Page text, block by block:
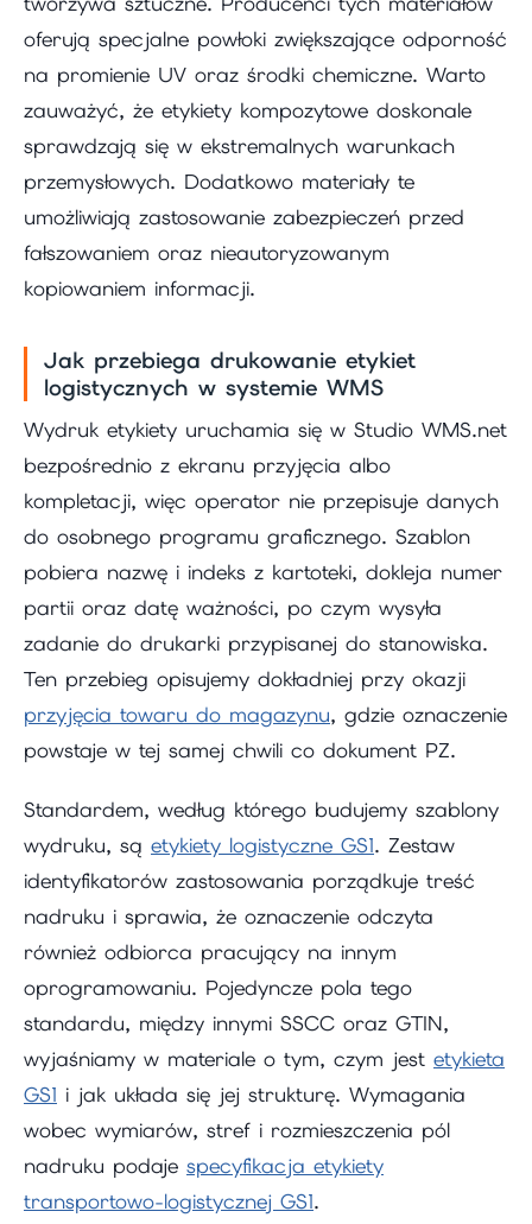
oferują specjalne powłoki zwiększające odporność
na promienie UV oraz środki chemiczne. Warto
zauważyć, że etykiety kompozytowe doskonale
sprawdzają się w ekstremalnych warunkach
przemysłowych. Dodatkowo materiały te
umożliwiają zastosowanie zabezpieczeń przed
fałszowaniem oraz nieautoryzowanym
kopiowaniem informacji.
Jak przebiega drukowanie etykiet
logistycznych w systemie WMS
Wydruk etykiety uruchamia się w Studio WMS.net
bezpośrednio z ekranu przyjęcia albo
kompletacji, więc operator nie przepisuje danych
do osobnego programu graficznego. Szablon
pobiera nazwę i indeks z kartoteki, dokleja numer
partii oraz datę ważności, po czym wysyła
zadanie do drukarki przypisanej do stanowiska.
Ten przebieg opisujemy dokładniej przy okazji
przyjęcia towaru do magazynu, gdzie oznaczenie
powstaje w tej samej chwili co dokument PZ.
Standardem, według którego budujemy szablony
wydruku, są etykiety logistyczne GS1. Zestaw
identyfikatorów zastosowania porządkuje treść
nadruku i sprawia, że oznaczenie odczyta
również odbiorca pracujący na innym
oprogramowaniu. Pojedyncze pola tego
standardu, między innymi SSCC oraz GTIN,
wyjaśniamy w materiale o tym, czym jest etykieta
GS1 i jak układa się jej strukturę. Wymagania
wobec wymiarów, stref i rozmieszczenia pól
nadruku podaje specyfikacja etykiety
transportowo-logistycznej GS1.